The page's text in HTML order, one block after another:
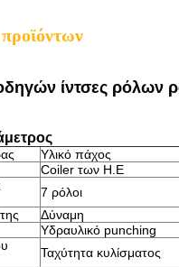
ίντσες ρόλων
Υλικό πάχος
Coiler των Η.Ε
7 ρόλοι
Δύναμη
Υδραυλικό punching
Ταχύτητα κυλίσματος